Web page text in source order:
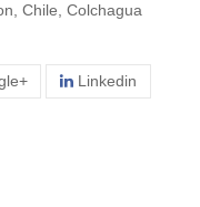
Chile, Colchagua
Linkedin